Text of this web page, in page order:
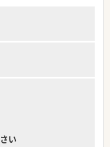
独自の研修制度の充実にも
社に置き、東北を中心に薬
など、豊富であるため、
ができるのが特徴です！
ができる環境です。
い